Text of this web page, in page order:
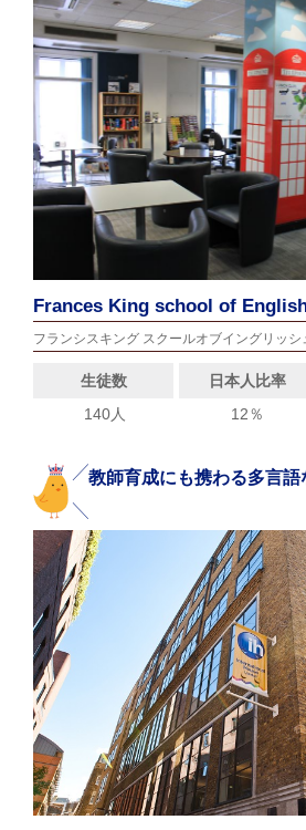
Frances King school of
フランシスキング スクールオブイングリッシ
生徒数 日本人比率
140人
12％
教師育成にも携わる多言語